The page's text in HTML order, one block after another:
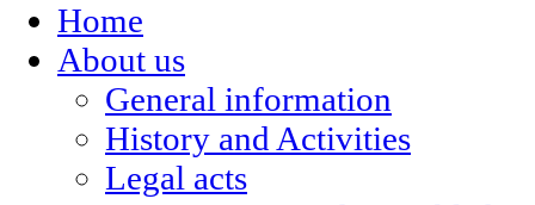
Home
About us
General information
History and Activities
Legal acts